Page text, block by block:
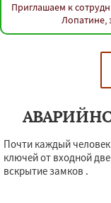
Приглашаем к
Лопатине,
Почти каждый
ключей от входной
вскрытие замков .